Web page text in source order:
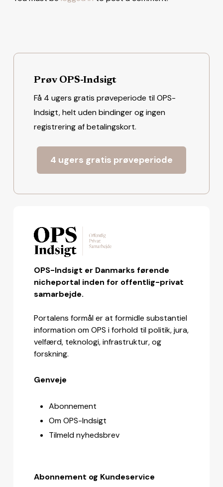
Prøv OPS-Indsigt
Få 4 ugers gratis prøveperiode til OPS-
Indsigt, helt uden bindinger og ingen
registrering af betalingskort.
4 ugers gratis prøveperiode
OPS-Indsigt er Danmarks førende
nicheportal inden for offentlig-privat
samarbejde.
Portalens formål er at formidle substantiel
information om OPS i forhold til politik, jura,
velfærd, teknologi, infrastruktur, og
forskning.
Genveje
Abonnement
Om OPS-Indsigt
Tilmeld nyhedsbrev
Abonnement og Kundeservice